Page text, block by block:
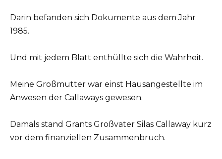
Darin befanden sich Dokumente aus dem Jahr
1985.
Und mit jedem Blatt enthüllte sich die Wahrheit.
Meine Großmutter war einst Hausangestellte im
Anwesen der Callaways gewesen.
Damals stand Grants Großvater Silas Callaway kurz
vor dem finanziellen Zusammenbruch.